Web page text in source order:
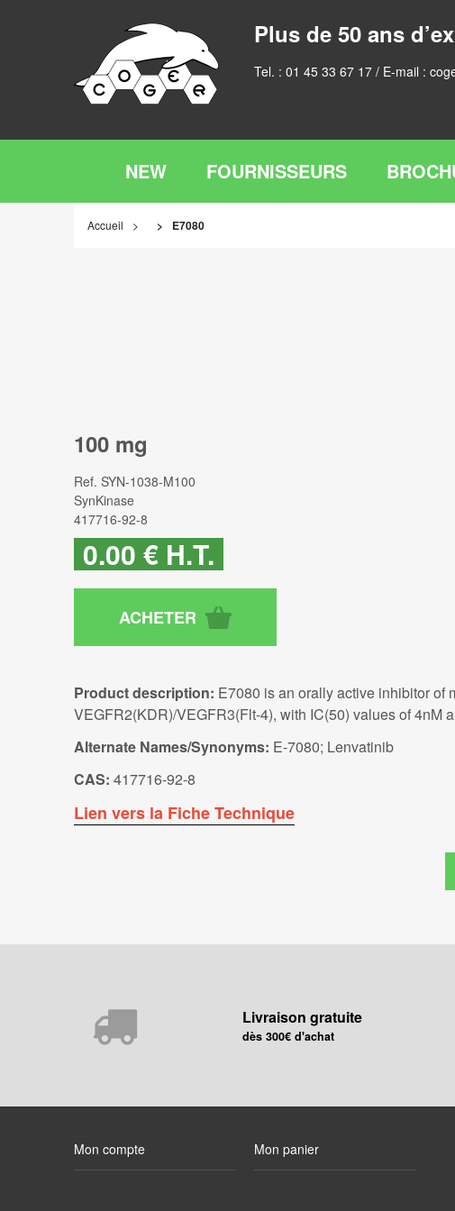
Plus de 50 ans
Tel. : 01 45 33 67 17 / E-mail :
NEW FOURNISSEURS
Accueil E7080
100 mg
Ref. SYN-1038-M100
SynKinase
417716-92-8
0.00 € H.T.
Product description: E7080 is an orally active inhibitor of
VEGFR2(KDR)/VEGFR3(Flt-4), with IC(50) values of 4nM
Alternate Names/Synonyms: E-7080; Lenvatinib
CAS: 417716-92-8
Lien vers la Fiche Technique
Livraison gratuite
dès 300€ d'achat
Mon compte Mon panier